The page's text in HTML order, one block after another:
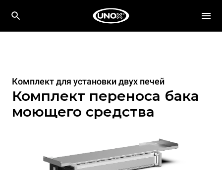
Комплект для установки двух печей
Комплект переноса бака
моющего средства